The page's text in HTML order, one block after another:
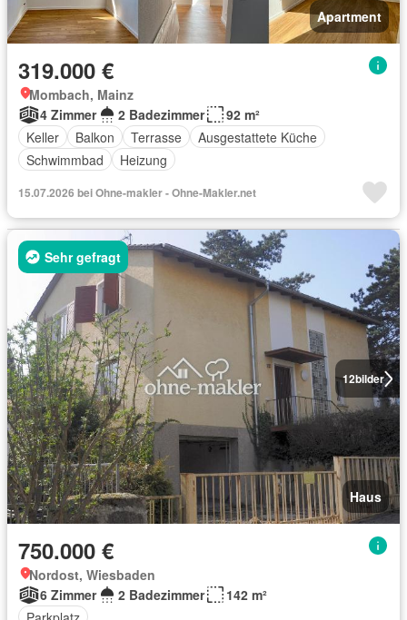
Apartment
319.000 €
Mombach, Mainz
4 Zimmer
2 Badezimmer
92 m²
Keller
Balkon Terrasse
Ausgestattete Küche
Schwimmbad
Heizung
15.07.2026 bei Ohne-makler - Ohne-Makler.net
12bilder
Sehr gefragt
Haus
750.000 €
Nordost, Wiesbaden
6 Zimmer
2 Badezimmer
142 m²